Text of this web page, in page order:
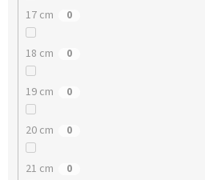
17 cm 0
18 cm 0
19 cm 0
20 cm 0
21 cm 0